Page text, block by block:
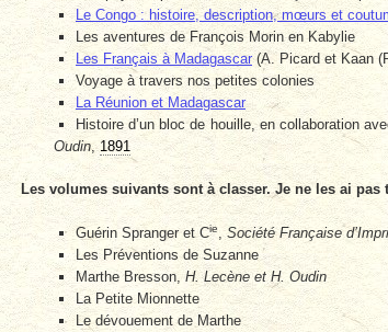
Le Congo : histoire, description, mœurs et
Les aventures de François Morin en Kabylie
Les Français à Madagascar(A. Picard et Kaan
Voyage à travers nos petites colonies
La Réunion et Madagascar
Histoire d’un bloc de houille, en collaboration
Oudin, 1891
Les volumes suivants sont à classer. Je ne les ai
Guérin Spranger et Cie
Société Française
Les Préventions de Suzanne
Marthe Bresson, H. Lecène et H. Oudin
La Petite Mionnette
Le dévouement de Marthe